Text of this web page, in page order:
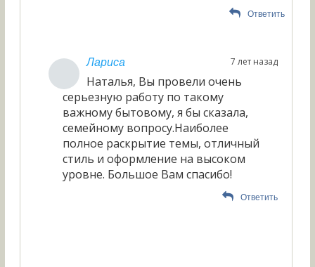
Ответить
Лариса 7 лет назад
Наталья, Вы провели очень
серьезную работу по такому
важному бытовому, я бы сказала,
семейному вопросу.Наиболее
полное раскрытие темы, отличный
стиль и оформление на высоком
уровне. Большое Вам спасибо!
Ответить